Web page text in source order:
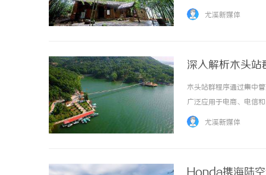
元真相正规运营商合作
尤溪新媒体
深入解析木头
木头站群程序通过集中
广泛应用于电商、电信
尤溪新媒体
全解析 势